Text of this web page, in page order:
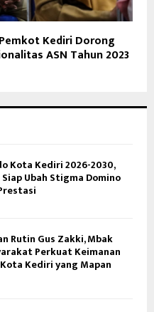
Kediri Dorong
ASN Tahun 2023
Kota Kediri 2026-2030,
Ubah Stigma Domino
Rutin Gus Zakki, Mbak
Perkuat Keimanan
Kediri yang Mapan